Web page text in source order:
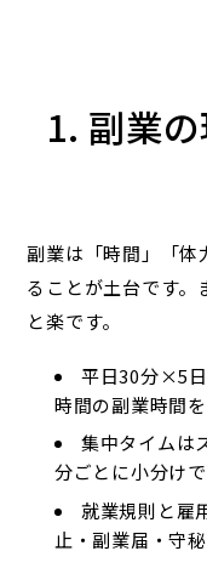
1. 副業
副業は「時間」「体
ることが土台です。
と楽です。
平日30分×5
時間の副業時間
集中タイムは
分ごとに小分け
就業規則と雇
止・副業届・守秘